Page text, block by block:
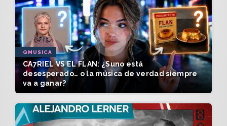
QMUSICA
CA7RIEL VS EL FLAN: ¿Suno está
desesperado… o la música de verdad siempre
va a ganar?